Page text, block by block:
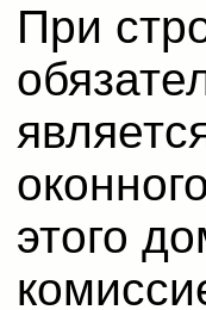
При
этого